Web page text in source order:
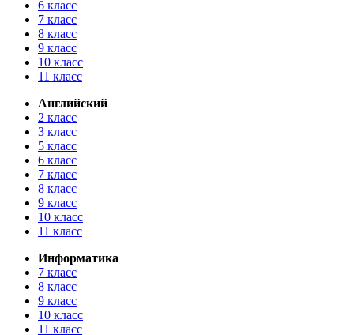
6 класс
7 класс
8 класс
9 класс
10 класс
11 класс
Английский
2 класс
3 класс
5 класс
6 класс
7 класс
8 класс
9 класс
10 класс
11 класс
Информатика
7 класс
8 класс
9 класс
10 класс
11 класс